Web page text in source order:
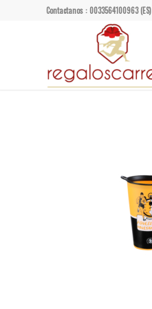
Contactanos : 0033564100963 (ES)